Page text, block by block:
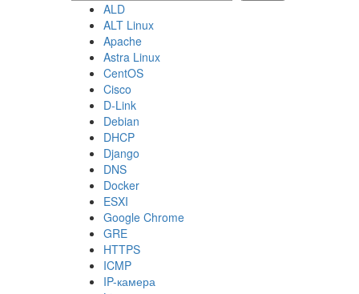
ALD
ALT Linux
Apache
Astra Linux
CentOS
Cisco
D-Link
Debian
DHCP
Django
DNS
Docker
ESXI
Google Chrome
GRE
HTTPS
ICMP
IP-камера